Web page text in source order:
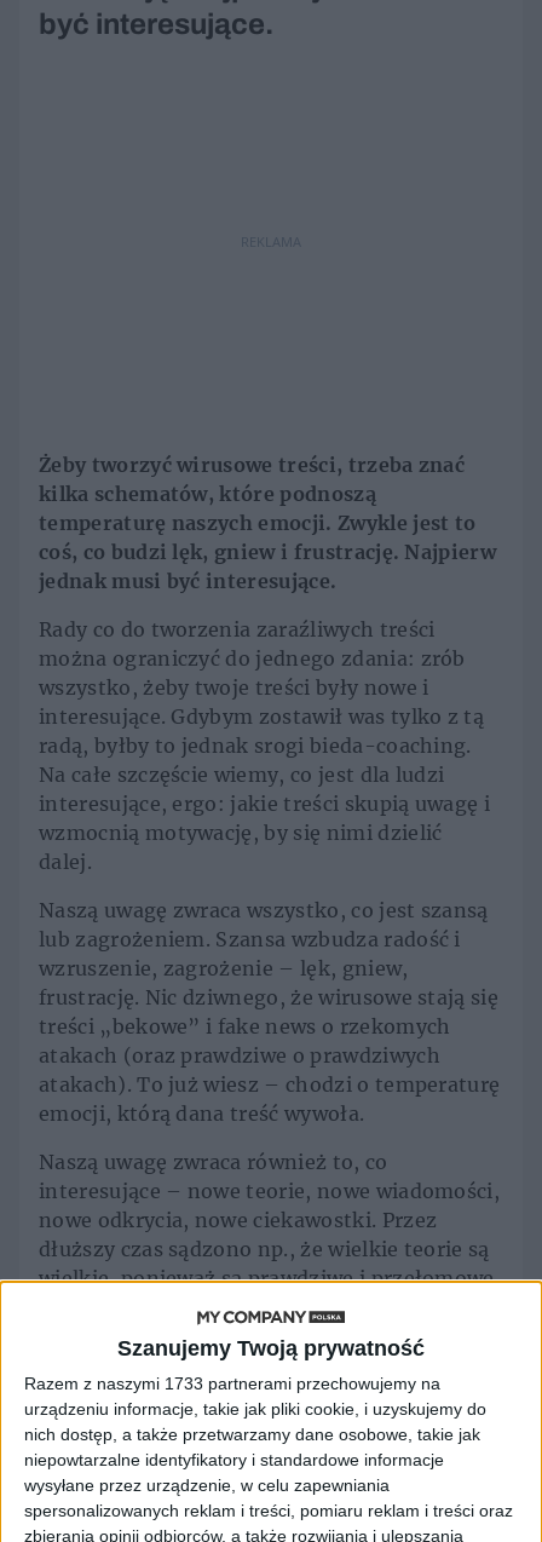
Szanujemy Twoją prywatność
Razem z naszymi 1733 partnerami przechowujemy na
urządzeniu informacje, takie jak pliki cookie, i uzyskujemy do
nich dostęp, a także przetwarzamy dane osobowe, takie jak
niepowtarzalne identyfikatory i standardowe informacje
wysyłane przez urządzenie, w celu zapewniania
spersonalizowanych reklam i treści, pomiaru reklam i treści oraz
zbierania opinii odbiorców, a także rozwijania i ulepszania
być interesujące.
REKLAMA
Żeby tworzyć wirusowe treści, trzeba znać
kilka schematów, które podnoszą
temperaturę naszych emocji. Zwykle jest to
coś, co budzi lęk, gniew i frustrację. Najpierw
jednak musi być interesujące.
Rady co do tworzenia zaraźliwych treści
można ograniczyć do jednego zdania: zrób
wszystko, żeby twoje treści były nowe i
interesujące. Gdybym zostawił was tylko z tą
radą, byłby to jednak srogi bieda-coaching.
Na całe szczęście wiemy, co jest dla ludzi
interesujące, ergo: jakie treści skupią uwagę i
wzmocnią motywację, by się nimi dzielić
dalej.
Naszą uwagę zwraca wszystko, co jest szansą
lub zagrożeniem. Szansa wzbudza radość i
wzruszenie, zagrożenie – lęk, gniew,
frustrację. Nic dziwnego, że wirusowe stają się
treści „bekowe” i fake news o rzekomych
atakach (oraz prawdziwe o prawdziwych
atakach). To już wiesz – chodzi o temperaturę
emocji, którą dana treść wywoła.
Naszą uwagę zwraca również to, co
interesujące – nowe teorie, nowe wiadomości,
nowe odkrycia, nowe ciekawostki. Przez
dłuższy czas sądzono np., że wielkie teorie są
wielkie, ponieważ są prawdziwe i przełomowe.
Niekoniecznie. Są wielkie, bo są
„interesujące”. Czynniki, które czynią je
interesującymi skatalogował w latach 70. XX
wieku Murray S. Davis2.
Polska i jedno hasło
Cukier krzepi. Za te dwa słowa autor dostał 1
tys. dol. Ówczesne...